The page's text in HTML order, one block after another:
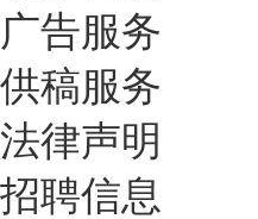
广告服务
供稿服务
法律声明
招聘信息